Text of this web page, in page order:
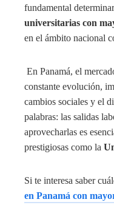
fundamental
universitarias con
en el ámbito nacional
En Panamá, el
constante evolución,
cambios sociales y el
palabras: las salidas
aprovecharlas es
prestigiosas como la
Si te interesa saber
en Panamá con